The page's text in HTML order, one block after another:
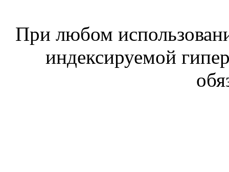
При любом
индексируемой